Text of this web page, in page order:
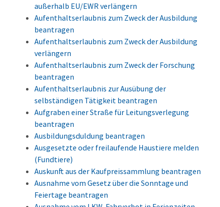
außerhalb EU/EWR verlängern
Aufenthaltserlaubnis zum Zweck der Ausbildung
beantragen
Aufenthaltserlaubnis zum Zweck der Ausbildung
verlängern
Aufenthaltserlaubnis zum Zweck der Forschung
beantragen
Aufenthaltserlaubnis zur Ausübung der
selbständigen Tätigkeit beantragen
Aufgraben einer Straße für Leitungsverlegung
beantragen
Ausbildungsduldung beantragen
Ausgesetzte oder freilaufende Haustiere melden
(Fundtiere)
Auskunft aus der Kaufpreissammlung beantragen
Ausnahme vom Gesetz über die Sonntage und
Feiertage beantragen